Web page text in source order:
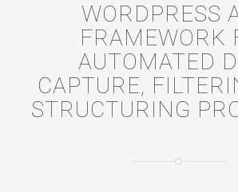
WORDPRESS
FRAMEWORK
AUTOMATED
CAPTURE,
STRUCTURING